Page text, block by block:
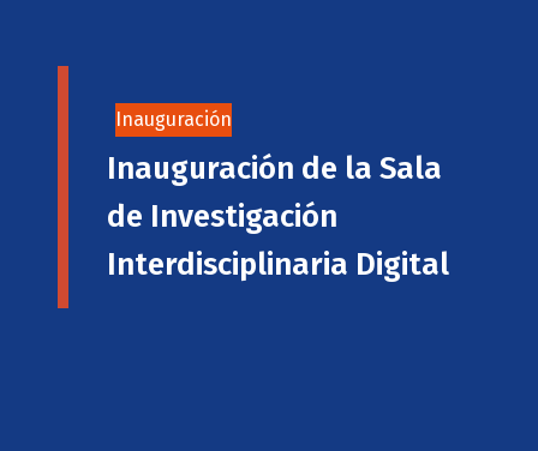
Inauguración
Inauguración de la Sala
de Investigación
Interdisciplinaria Digital